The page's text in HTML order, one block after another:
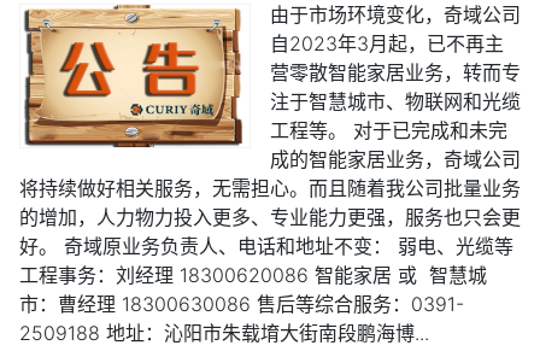
由于市场环境变化，奇域公司
自2023年3月起，已不再主
营零散智能家居业务，转而专
注于智慧城市、物联网和光缆
工程等。 对于已完成和未完
成的智能家居业务，奇域公司
将持续做好相关服务，无需担心。而且随着我公司批量业务
的增加，人力物力投入更多、专业能力更强，服务也只会更
好。 奇域原业务负责人、电话和地址不变： 弱电、光缆等
工程事务： 刘经理 18300620086 智能家居 或 智慧城
市： 曹经理 18300630086 售后等综合服务：0391-
2509188 地址：沁阳市朱载堉大街南段鹏海博...